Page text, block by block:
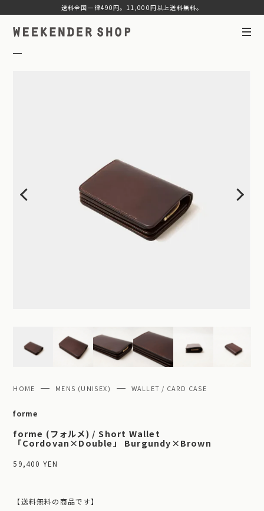
HOME MENS (UNISEX) WALLET / CARD CASE
forme
forme (フォルメ) / Short Wallet
「Cordovan×Double」 Burgundy×Brown
59,400 YEN
【送料無料の商品です】
送料全国一律490円。11,000円以上送料無料。